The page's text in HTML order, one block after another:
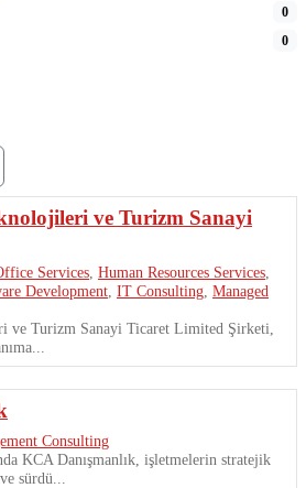
0
0
ve Turizm Sanayi
Services Human Resources Services
Development IT Consulting Managed
ve Turizm Sanayi Ticaret Limited Şirketi,
Consulting
KCA Danışmanlık, işletmelerin stratejik
sürdü...